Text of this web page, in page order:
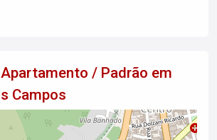
/ Padrão em
Campos